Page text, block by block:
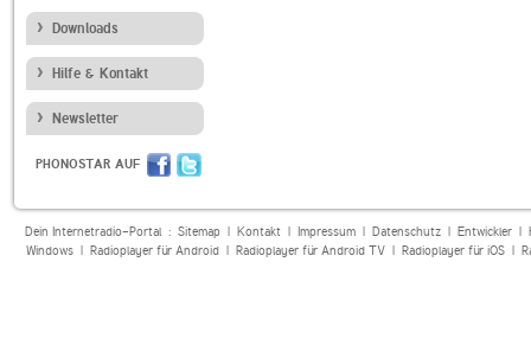
Downloads
Hilfe & Kontakt
Newsletter
PHONOSTAR AUF
Dein Internetradio-Portal : Sitemap| Kontakt| Impressum| Datenschutz| Entwickler|
Windows| Radioplayer für Android| Radioplayer für Android TV| Radioplayer für iOS|